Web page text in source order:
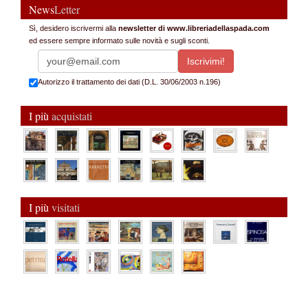
NewsLetter
Sì, desidero iscrivermi alla newsletter di www.libreriadellaspada.com
ed essere sempre informato sulle novità e sugli sconti.
Autorizzo il trattamento dei dati (D.L. 30/06/2003 n.196)
I più acquistati
I più visitati